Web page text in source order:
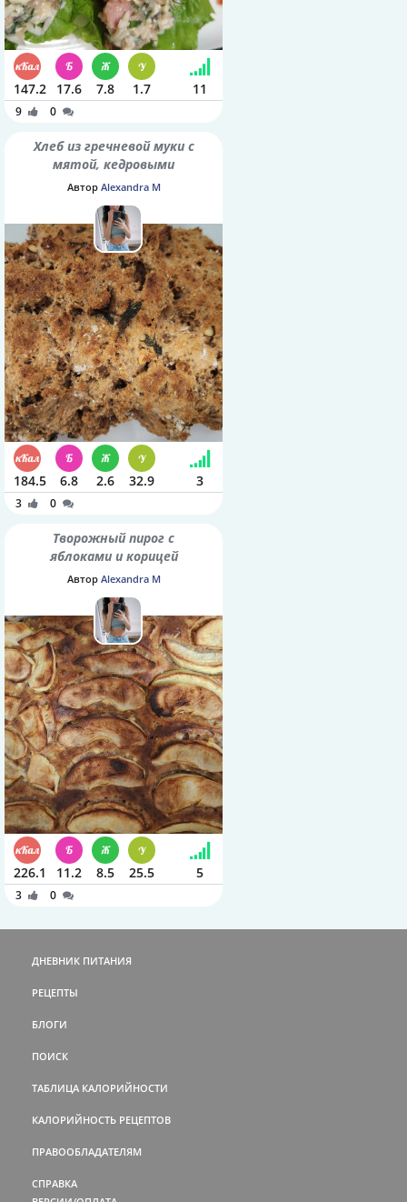
147.2 17.6 7.8 1.7 11
9 0
Хлеб из гречневой муки с
мятой, кедровыми
орешками и семенами
Автор Alexandra M
184.5 6.8 2.6 32.9 3
3 0
Творожный пирог с
яблоками и корицей
Автор Alexandra M
226.1 11.2 8.5 25.5 5
3 0
ДНЕВНИК ПИТАНИЯ
РЕЦЕПТЫ
БЛОГИ
ПОИСК
ТАБЛИЦА КАЛОРИЙНОСТИ
КАЛОРИЙНОСТЬ РЕЦЕПТОВ
ПРАВООБЛАДАТЕЛЯМ
СПРАВКА